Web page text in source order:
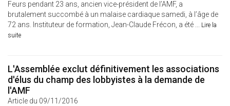
Feurs pendant 23 ans, ancien vice-président de l’AMF, a
brutalement succombé à un malaise cardiaque samedi, à l’âge de
72 ans. Instituteur de formation, Jean-Claude Frécon, a été ... Lire la
suite
L'Assemblée exclut définitivement les associations
d'élus du champ des lobbyistes à la demande de
l'AMF
Article du 09/11/2016